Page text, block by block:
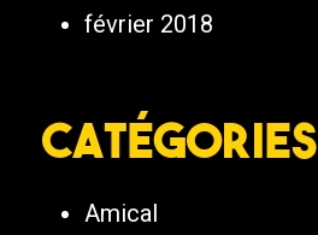
février 2018
Catégories
Amical